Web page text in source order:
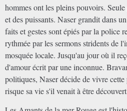
hommes ont les pleins pouvoirs.
et des puissants. Naser grandit dans
faits et gestes sont épiés par la police
rythmée par les sermons stridents de
mosquée locale. Jusqu'au jour où il
d'amour écrit par une inconnue.
politiques, Naser décide de vivre
risque sa vie s'il venait à être